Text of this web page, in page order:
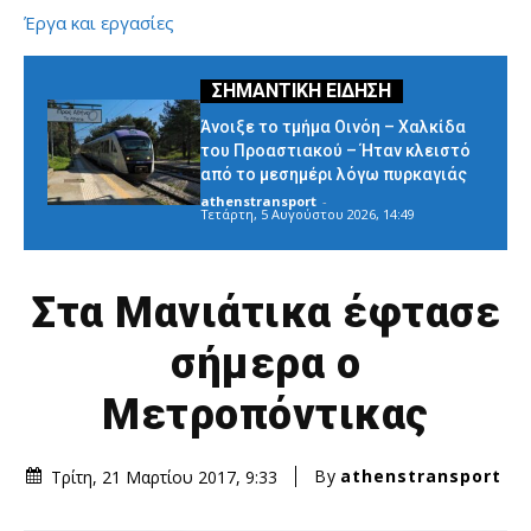
Έργα και εργασίες
Άνοιξε το τμήμα Οινόη – Χαλκίδα
του Προαστιακού – Ήταν κλειστό
από το μεσημέρι λόγω πυρκαγιάς
athenstransport -
Τετάρτη, 5 Αυγούστου 2026, 14:49
Στα Μανιάτικα έφτασε
σήμερα ο
Μετροπόντικας
Τρίτη, 21 Μαρτίου 2017, 9:33 By athenstransport